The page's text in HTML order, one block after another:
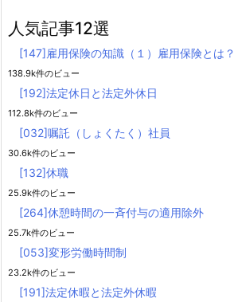
人気記事12選
[147]雇用保険の知識（１）雇用保険とは？
138.9k件のビュー
[192]法定休日と法定外休日
112.8k件のビュー
[032]嘱託（しょくたく）社員
30.6k件のビュー
[132]休職
25.9k件のビュー
[264]休憩時間の一斉付与の適用除外
25.7k件のビュー
[053]変形労働時間制
23.2k件のビュー
[191]法定休暇と法定外休暇